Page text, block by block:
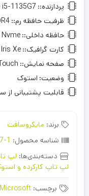
پردازنده:: i5-1135G7
ظرفیت حافظه رم::
حافظه داخلی:: Nvme
کارت گرافیک::Xe
صفحه نمایش:: Touch
وضعیت: استوک
قابلیت پشتیبانی از
برند: مایکروسافت
شناسه محصول: 1
دسته‌بندی‌ها: لپ
لپ تاپ کارکرده و
برچسب: Microsoft